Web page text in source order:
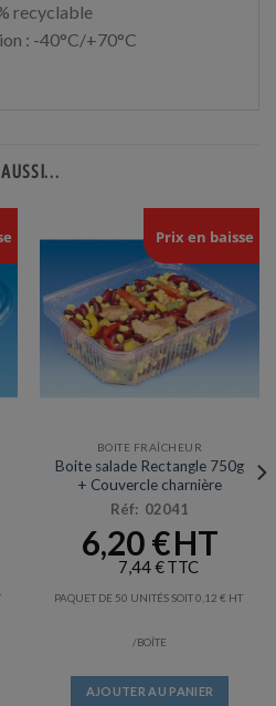
recyclable
: -40°C/+70°C
AUSSI…
Prix en baisse
BOITE FRAÎCHEUR
Boite salade Rectangle 750g
+ Couvercle charnière
Réf: 02041
6,20€
7,44€
PAQUET DE 50 UNITÉS SOIT0,12 €
/BOÎTE
AJOUTER AU PANIER